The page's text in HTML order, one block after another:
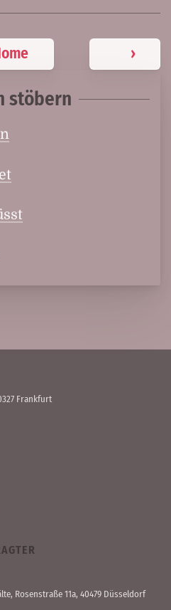
›
stöbern
Frankfurt
, Rosen­straße 11a, 40479 Düssel­dorf